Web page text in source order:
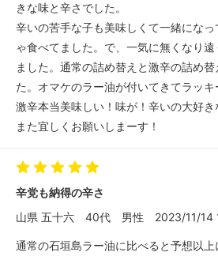
きな味と辛さでした。
辛いの苦手な子も美味しくて一緒にな
ゃ食べてました。で、一気に無くなり
ました。通常の詰め替えと激辛の詰め
た。オマケのラー油が付いてきてラッキ
激辛本当美味しい！味が！辛いの大好き
また宜しくお願いしまーす！
辛党も納得の辛さ
山県 五十六
40代 男性 2023/11/14
通常の石垣島ラー油に比べると予想以